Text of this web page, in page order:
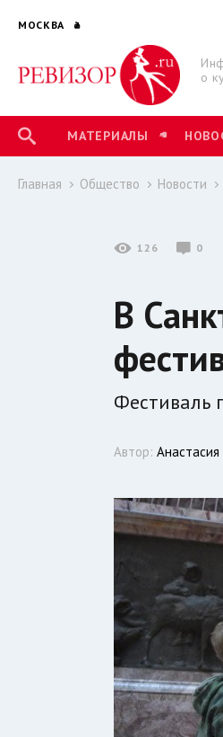
МОСКВА
о
МАТЕРИАЛЫ
Главная Общество Новости
126 0
В
Фестиваль
Автор:Анастасия